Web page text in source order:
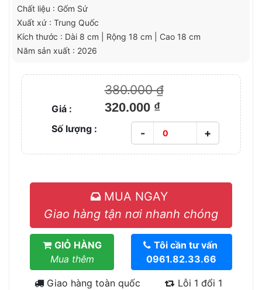
Chất liệu : Gốm Sứ
Xuất xứ : Trung Quốc
Kích thước : Dài 8 cm | Rộng 18 cm | Cao 18 cm
Năm sản xuất : 2026
380.000 ₫
Giá : 320.000 ₫
Số lượng : - +
MUA NGAY
Giao hàng tận nơi nhanh chóng
GIỎ HÀNG
Mua thêm
Tôi cần tư vấn
0961.82.33.66
Giao hàng toàn quốc
Lỗi 1 đổi 1